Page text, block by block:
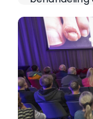
podologen.